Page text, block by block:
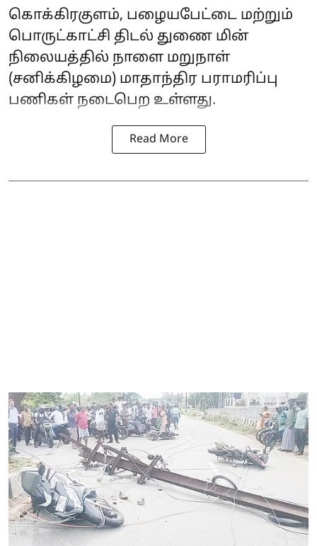
கொக்கிரகுளம், பழையபேட்டை மற்றும்
பொருட்காட்சி திடல் துணை மின்
நிலையத்தில் நாளை மறுநாள்
(சனிக்கிழமை) மாதாந்திர பராமரிப்பு
பணிகள் நடைபெற உள்ளது.
Read More